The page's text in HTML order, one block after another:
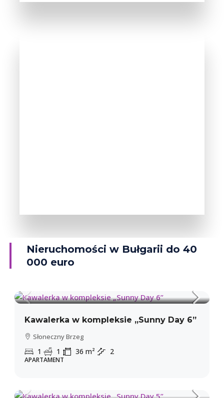
Rawda
Nieruchomości w Bułgarii do 40
000 euro
1,091€
Kawalerka w kompleksie „Sunny Day 6”
Słoneczny Brzeg
1 1 36 m² 2
APARTAMENT
1,050€